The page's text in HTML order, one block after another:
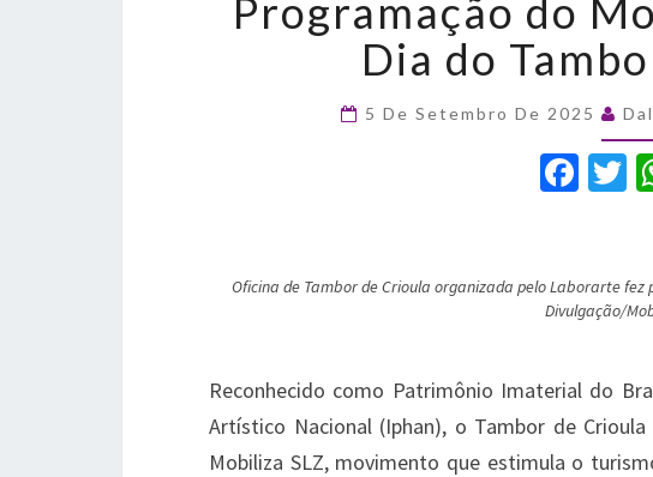
do
Programação do
Dia do
5 De Setembro De 2025
F
e
b
o
k
r
Oficina de Tambor de Crioula organizada pelo Laborarte
Divulgação/
Reconhecido como Patrimônio Imaterial do
Artístico Nacional (Iphan), o Tambor de
Mobiliza SLZ, movimento que estimula o